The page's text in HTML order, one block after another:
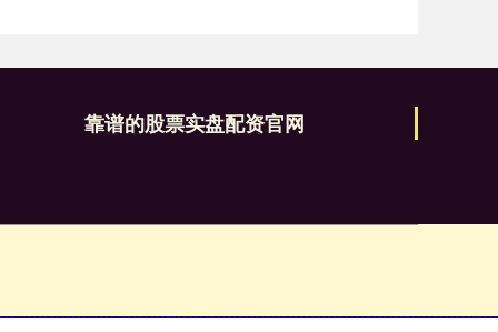
靠谱的股票实盘配资官网